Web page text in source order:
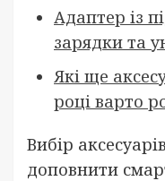
Адаптер із
зарядки та
Які ще
році варто
Вибір
доповнити